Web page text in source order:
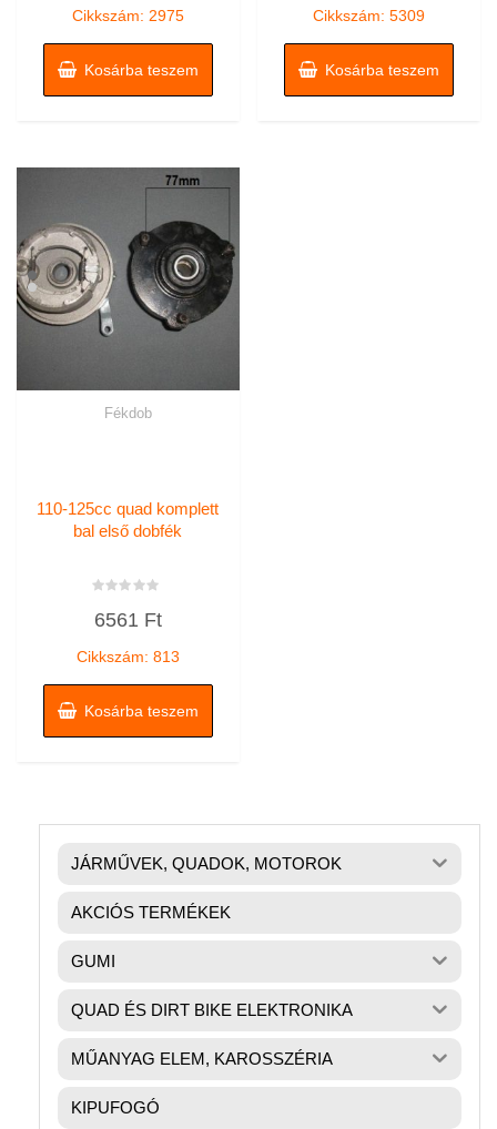
Cikkszám: 2975
Kosárba teszem
Cikkszám: 5309
Kosárba teszem
Fékdob
110-125cc quad komplett
bal első dobfék
0
6561 Ft
Cikkszám: 813
Kosárba teszem
JÁRMŰVEK, QUADOK, MOTOROK
AKCIÓS TERMÉKEK
GUMI
QUAD ÉS DIRT BIKE ELEKTRONIKA
MŰANYAG ELEM, KAROSSZÉRIA
KIPUFOGÓ